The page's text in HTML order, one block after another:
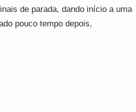
de parada, dando início a uma
pouco tempo depois,